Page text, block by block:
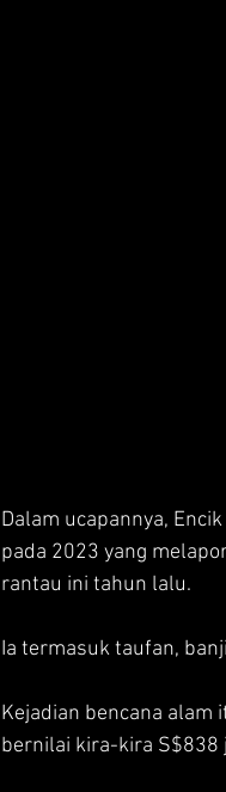
Dalam ucapannya,
pada 2023 yang
rantau ini tahun lalu.
Ia termasuk taufan,
Kejadian bencana alam
bernilai kira-kira S$838